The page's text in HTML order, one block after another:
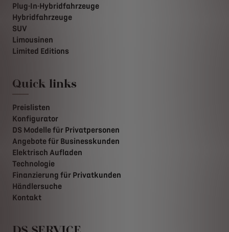
Plug-In-Hybridfahrzeuge
Hybridfahrzeuge
SUV
Limousinen
Limited Editions
Quick links
Preislisten
Konfigurator
DS Modelle für Privatpersonen
Angebote für Businesskunden
Elektrisch Aufladen
Technologie
Finanzierung für Privatkunden
Händlersuche
Kontakt